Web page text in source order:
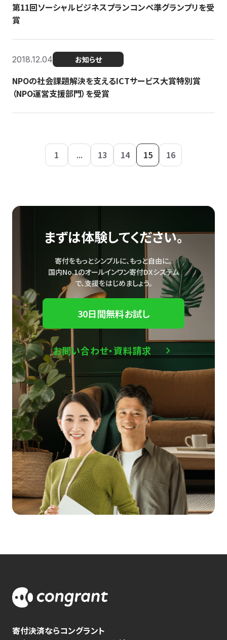
第11回ソーシャルビジネスプランコンペ準グランプリを受
賞
2018.12.04 お知らせ
NPOの社会課題解決を支えるICTサービス大賞特別賞
（NPO運営支援部門）を受賞
1 ... 13 14 15 16
まずは体験してください。
寄付をもっとシンプルに、もっと自由に。
国内No.1のオールインワン寄付DXシステム
で、支援をはじめましょう。
30日間無料お試し
お問い合わせ・資料請求
寄付決済ならコングラント